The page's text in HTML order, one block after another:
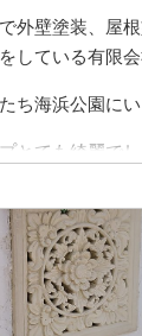
外壁塗装、屋
している有限
ち海浜公園にい
とても綺麗でし